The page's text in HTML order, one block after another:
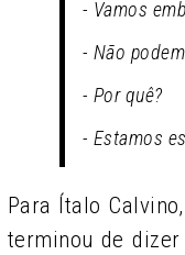
- Vamos
- Não
- Por quê?
- Estamos
Para Ítalo
terminou de